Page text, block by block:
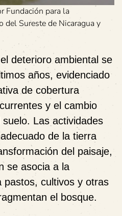
Fundación para la
del Sureste de Nicaragua y
deterioro ambiental se
años, evidenciado
de cobertura
y el cambio
Las actividades
de la tierra
del paisaje,
se asocia a la
pastos, cultivos y otras
el bosque.